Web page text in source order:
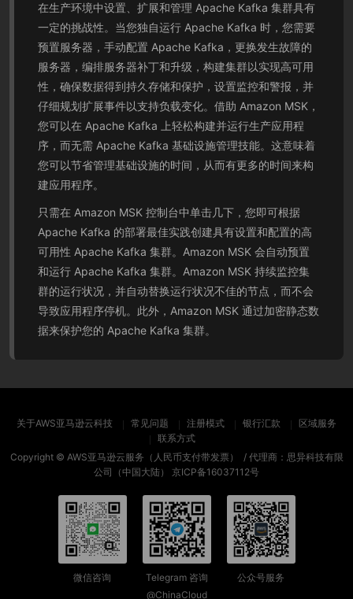
在生产环境中设置、扩展和管理 Apache Kafka 集群具有
一定的挑战性。当您独自运行 Apache Kafka 时，您需要
预置服务器，手动配置 Apache Kafka，更换发生故障的
服务器，编排服务器补丁和升级，构建集群以实现高可用
性，确保数据得到持久存储和保护，设置监控和警报，并
仔细规划扩展事件以支持负载变化。借助 Amazon MSK，
您可以在 Apache Kafka 上轻松构建并运行生产应用程
序，而无需 Apache Kafka 基础设施管理技能。这意味着
您可以节省管理基础设施的时间，从而有更多的时间来构
建应用程序。
只需在 Amazon MSK 控制台中单击几下，您即可根据
Apache Kafka 的部署最佳实践创建具有设置和配置的高
可用性 Apache Kafka 集群。Amazon MSK 会自动预置
和运行 Apache Kafka 集群。Amazon MSK 持续监控集
群的运行状况，并自动替换运行状况不佳的节点，而不会
导致应用程序停机。此外，Amazon MSK 通过加密静态数
据来保护您的 Apache Kafka 集群。
关于AWS亚马逊云科技 常见问题 注册模式 银行汇款
区域服务
联系方式
Copyright © AWS亚马逊云服务（人民币支付带发票）
/ 代理商：思异科技有限
公司（中国大陆） 京ICP备16037112号
微信咨询
Telegram 咨询
@ChinaCloud
公众号服务